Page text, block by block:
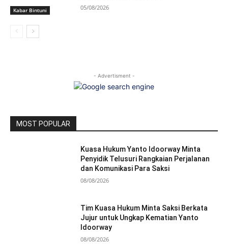
Kabar Bintuni 05/08/2026
- Advertisment -
MOST POPULAR
Kuasa Hukum Yanto Idoorway Minta
Penyidik Telusuri Rangkaian Perjalanan
dan Komunikasi Para Saksi
08/08/2026
Tim Kuasa Hukum Minta Saksi Berkata
Jujur untuk Ungkap Kematian Yanto
Idoorway
08/08/2026